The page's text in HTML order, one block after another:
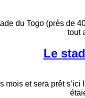
du Togo (près de
tout
Le
et sera prêt